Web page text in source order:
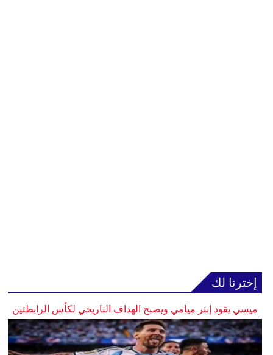
إخترنا لك
ميسي يقود إنتر ميامي ويصبح الهداف التاريخي لكأس الرابطتين